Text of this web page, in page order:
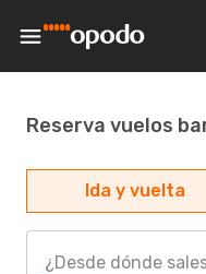
Reserva vuelos
Ida y vuelta
¿Desde dónde